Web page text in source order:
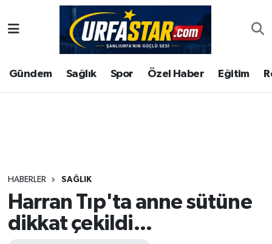
Gündem Sağlık Spor Özel Haber Eğitim
HABERLER SAĞLIK
Harran Tıp'ta anne sütüne
dikkat çekildi...
ASAYİS
ÇEVRE
Gündem
Kültür
Şanlıurfa Nöbetçi Eczaneler
Şanlıurfa Hava Durumu
Tüm Manşetler
Son Dakika Haberleri